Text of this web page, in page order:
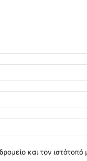
και τον